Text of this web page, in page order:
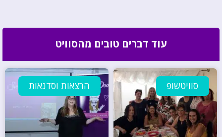
עוד דברים טובים מהסוויט
סוויטשופ הרצאות וסדנאות